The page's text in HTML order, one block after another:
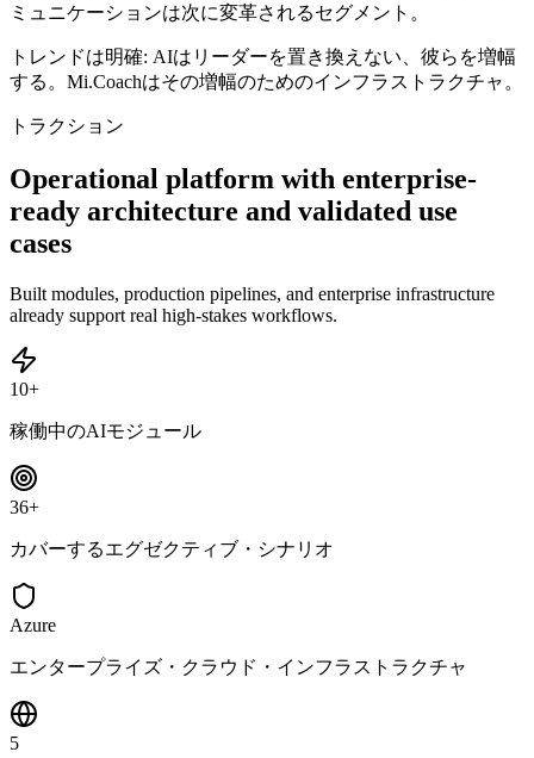
ミュニケーションは次に変革されるセグメント。
トレンドは明確: AIはリーダーを置き換えない、彼らを増幅
する。Mi.Coachはその増幅のためのインフラストラクチャ。
トラクション
Operational platform with enterprise-
ready architecture and validated use
cases
Built modules, production pipelines, and enterprise infrastructure
already support real high-stakes workflows.
10+
稼働中のAIモジュール
36+
カバーするエグゼクティブ・シナリオ
Azure
エンタープライズ・クラウド・インフラストラクチャ
5